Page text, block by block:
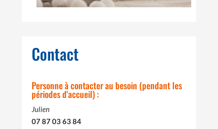
Contact
Personne à contacter au besoin (pendant les
périodes d'accueil) :
Julien
07 87 03 63 84